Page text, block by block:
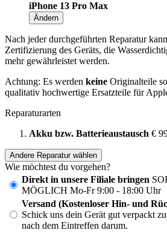
iPhone 13 Pro Max
Ändern
Nach jeder durchgeführten Reparatur
Zertifizierung des Geräts, die
mehr gewährleistet werden.
Achtung: Es werden keine Originalteile
qualitativ hochwertige Ersatzteile für
Reparaturarten
Akku bzw. Batterieaustausch €
Andere Reparatur wählen
Wie möchtest du vorgehen?
Direkt in unsere Filiale bringen
MÖGLICH Mo-Fr 9:00 - 18:00 Uhr
Versand (Kostenloser Hin- und
Schick uns dein Gerät gut verpackt
nach dem Eintreffen darum.